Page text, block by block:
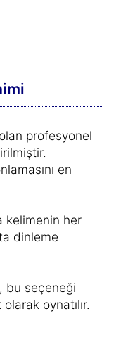
profesyonel
en
kelimenin her
dinleme
bu seçeneği
oynatılır.